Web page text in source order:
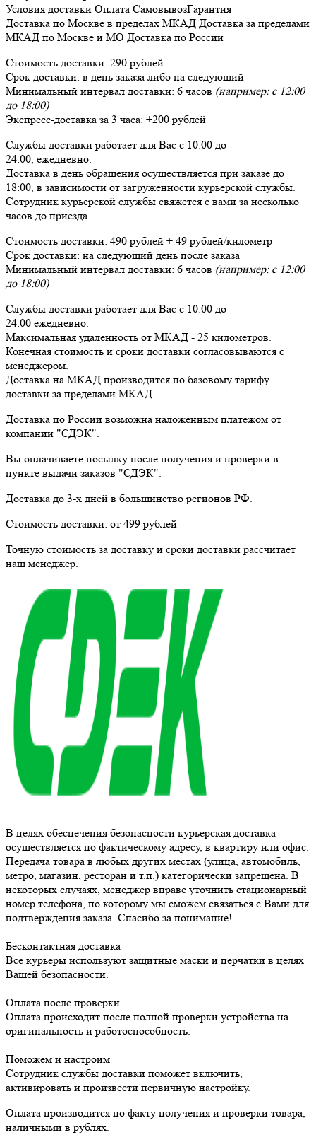
Условия доставки Оплата СамовывозГарантия
Доставка по Москве в пределах МКАД Доставка за пределами
МКАД по Москве и МО Доставка по России
Стоимость доставки: 290 рублей
Срок доставки: в день заказа либо на следующий
Минимальный интервал доставки: 6 часов (например: с 12:00
до 18:00)
Экспресс-доставка за 3 часа: +200 рублей
Службы доставки работает для Вас с 10:00 до
24:00, ежедневно.
Доставка в день обращения осуществляется при заказе до
18:00, в зависимости от загруженности курьерской службы.
Сотрудник курьерской службы свяжется с вами за несколько
часов до приезда.
Стоимость доставки: 490 рублей + 49 рублей/километр
Срок доставки: на следующий день после заказа
Минимальный интервал доставки: 6 часов (например: с 12:00
до 18:00)
Службы доставки работает для Вас с 10:00 до
24:00 ежедневно.
Максимальная удаленность от МКАД - 25 километров.
Конечная стоимость и сроки доставки согласовываются с
менеджером.
Доставка на МКАД производится по базовому тарифу
доставки за пределами МКАД.
Доставка по России возможна наложенным платежом от
компании "СДЭК".
Вы оплачиваете посылку после получения и проверки в
пункте выдачи заказов "СДЭК".
Доставка до 3-х дней в большинство регионов РФ.
Стоимость доставки: от 499 рублей
Точную стоимость за доставку и сроки доставки рассчитает
наш менеджер.
В целях обеспечения безопасности курьерская доставка
осуществляется по фактическому адресу, в квартиру или офис.
Передача товара в любых других местах (улица, автомобиль,
метро, магазин, ресторан и т.п.) категорически запрещена. В
некоторых случаях, менеджер вправе уточнить стационарный
номер телефона, по которому мы сможем связаться с Вами для
подтверждения заказа. Спасибо за понимание!
Бесконтактная доставка
Все курьеры используют защитные маски и перчатки в целях
Вашей безопасности.
Оплата после проверки
Оплата происходит после полной проверки устройства на
оригинальность и работоспособность.
Поможем и настроим
Сотрудник службы доставки поможет включить,
активировать и произвести первичную настройку.
Оплата производится по факту получения и проверки товара,
наличными в рублях.